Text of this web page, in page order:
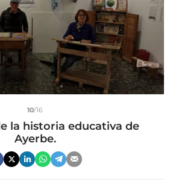
10/16
la historia educativa de
Ayerbe.